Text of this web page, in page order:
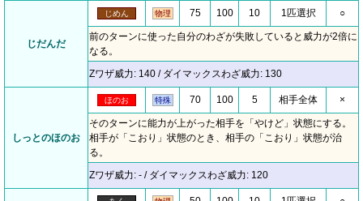
じだんだ
じめん 物理 75 100 10 1匹選択 ○
前のターンに使った自分のわざが失敗していると威力が2倍に
なる。
Zワザ威力: 140 / ダイマックスわざ威力: 130
しっとのほのお
ほのお 特殊 70 100 5 相手全体 ×
そのターンに能力が上がった相手を「やけど」状態にする。
相手が「こおり」状態のとき、相手の「こおり」状態が治
る。
Zワザ威力: - / ダイマックスわざ威力: 120